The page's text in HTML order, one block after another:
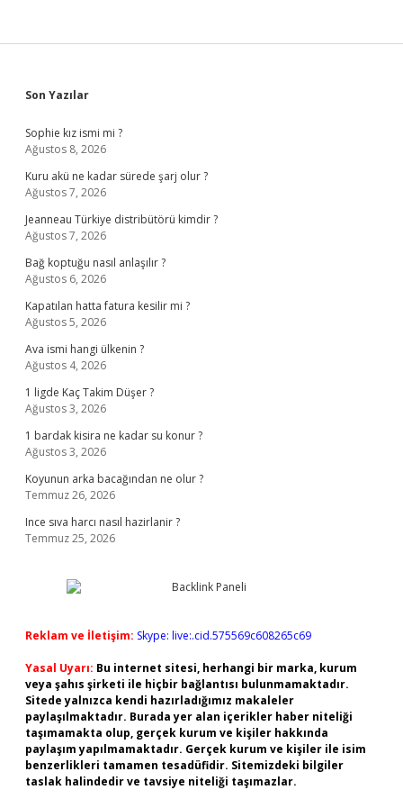
Sidebar
Son Yazılar
Sophie kız ismi mi ?
Ağustos 8, 2026
Kuru akü ne kadar sürede şarj olur ?
Ağustos 7, 2026
Jeanneau Türkiye distribütörü kimdir ?
Ağustos 7, 2026
Bağ koptuğu nasıl anlaşılır ?
Ağustos 6, 2026
Kapatılan hatta fatura kesilir mi ?
Ağustos 5, 2026
Ava ismi hangi ülkenin ?
Ağustos 4, 2026
1 ligde Kaç Takim Düşer ?
Ağustos 3, 2026
1 bardak kisira ne kadar su konur ?
Ağustos 3, 2026
Koyunun arka bacağından ne olur ?
Temmuz 26, 2026
Ince sıva harcı nasıl hazirlanir ?
Temmuz 25, 2026
Reklam ve İletişim: Skype: live:.cid.575569c608265c69
Yasal Uyarı: Bu internet sitesi, herhangi bir marka, kurum
veya şahıs şirketi ile hiçbir bağlantısı bulunmamaktadır.
Sitede yalnızca kendi hazırladığımız makaleler
paylaşılmaktadır. Burada yer alan içerikler haber niteliği
taşımamakta olup, gerçek kurum ve kişiler hakkında
paylaşım yapılmamaktadır. Gerçek kurum ve kişiler ile isim
benzerlikleri tamamen tesadüfidir. Sitemizdeki bilgiler
taslak halindedir ve tavsiye niteliği taşımazlar.